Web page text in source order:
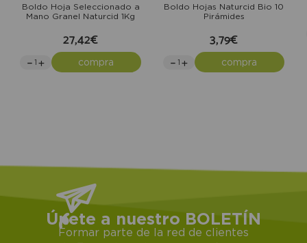
Boldo Hoja Seleccionado a
Mano Granel Naturcid 1Kg
27,42€
compra
Boldo Hojas Naturcid Bio 10
Pirámides
3,79€
compra
Únete a nuestro BOLETÍN
Formar parte de la red de clientes